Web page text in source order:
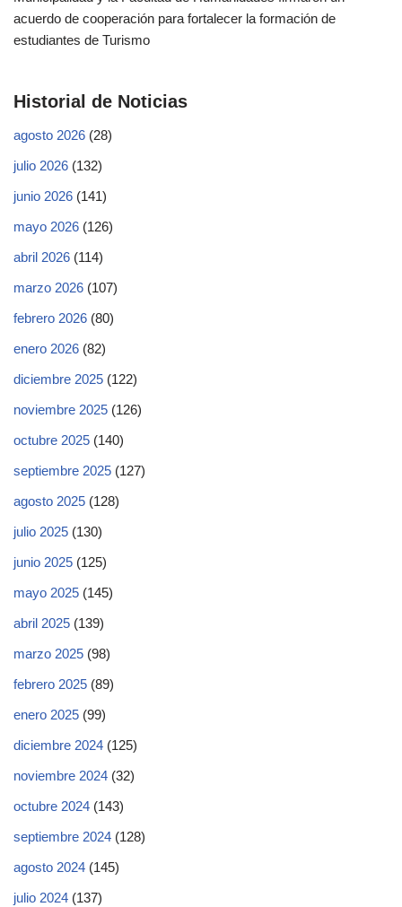
acuerdo de cooperación para fortalecer la formación de
estudiantes de Turismo
Historial de Noticias
agosto 2026 (28)
julio 2026 (132)
junio 2026 (141)
mayo 2026 (126)
abril 2026 (114)
marzo 2026 (107)
febrero 2026 (80)
enero 2026 (82)
diciembre 2025 (122)
noviembre 2025 (126)
octubre 2025 (140)
septiembre 2025 (127)
agosto 2025 (128)
julio 2025 (130)
junio 2025 (125)
mayo 2025 (145)
abril 2025 (139)
marzo 2025 (98)
febrero 2025 (89)
enero 2025 (99)
diciembre 2024 (125)
noviembre 2024 (32)
octubre 2024 (143)
septiembre 2024 (128)
agosto 2024 (145)
julio 2024 (137)